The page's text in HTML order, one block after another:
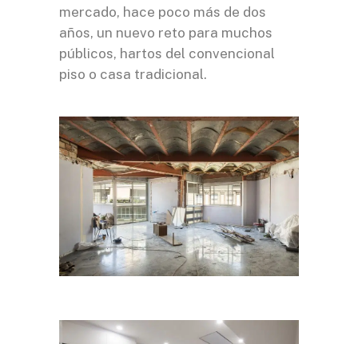
mercado, hace poco más de dos
años, un nuevo reto para muchos
públicos, hartos del convencional
piso o casa tradicional.